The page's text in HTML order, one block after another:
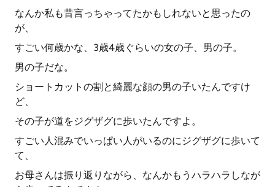
なんか私も昔言っちゃってたかもしれないと思ったの
が、
すごい何歳かな、3歳4歳ぐらいの女の子、男の子。
男の子だな。
ショートカットの割と綺麗な顔の男の子いたんですけ
ど、
その子が道をジグザグに歩いたんですよ。
すごい人混みでいっぱい人がいるのにジグザグに歩いて
て、
お母さんは振り返りながら、なんかもうハラハラしなが